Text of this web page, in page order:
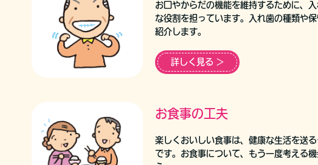
お口やからだの機能を維持するために、
な役割を担っています。入れ歯の種類や
紹介します。
詳しく見る ＞
お食事の工夫
楽しくおいしい食事は、健康な生活を送
です。お食事について、もう一度考える